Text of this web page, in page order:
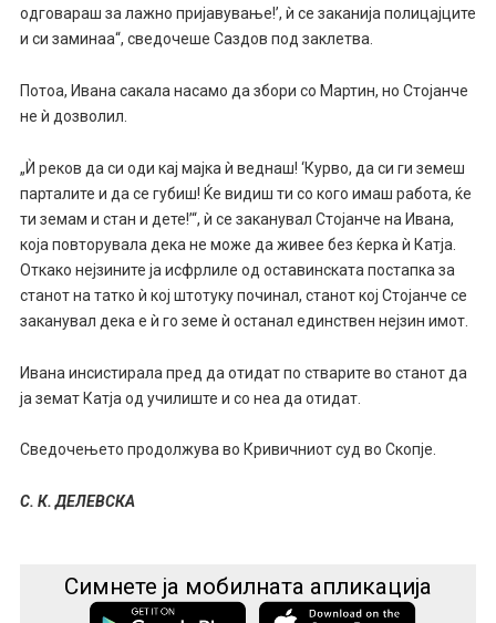
одговараш за лажно пријавување!’, ѝ се заканија полицајците
и си заминаа“, сведочеше Саздов под заклетва.
Потоа, Ивана сакала насамо да збори со Мартин, но Стојанче
не ѝ дозволил.
„Ѝ реков да си оди кај мајка ѝ веднаш! ‘Курво, да си ги земеш
парталите и да се губиш! Ќе видиш ти со кого имаш работа, ќе
ти земам и стан и дете!’“, ѝ се заканувал Стојанче на Ивана,
која повторувала дека не може да живее без ќерка ѝ Катја.
Откако нејзините ја исфрлиле од оставинската постапка за
станот на татко ѝ кој штотуку починал, станот кој Стојанче се
заканувал дека е ѝ го земе ѝ останал единствен нејзин имот.
Ивана инсистирала пред да отидат по стварите во станот да
ја земат Катја од училиште и со неа да отидат.
Сведочењето продолжува во Кривичниот суд во Скопје.
С. К. ДЕЛЕВСКА
Симнете ја мобилната апликација